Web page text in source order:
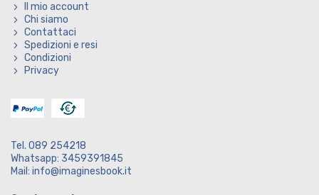
Il mio account
Chi siamo
Contattaci
Spedizioni e resi
Condizioni
Privacy
Tel. 089 254218
Whatsapp: 3459391845
Mail: info@imaginesbook.it